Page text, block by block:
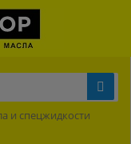
и спецжидкости